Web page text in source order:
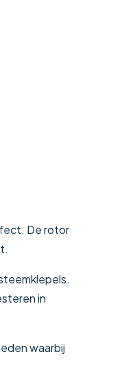
De rotor
in
waarbij